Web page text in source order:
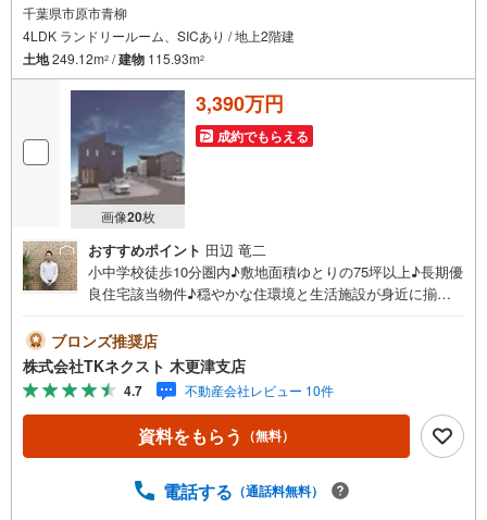
千葉県市原市青柳
4LDK ランドリールーム、SICあり / 地上2階建
土地249.12m2 /建物 115.93m2
画像20枚
3,390万円
成約でもらえる
おすすめポイント 田辺 竜二
小中学校徒歩10分圏内♪敷地面積ゆとりの75坪以上♪長期優
良住宅該当物件♪穏やかな住環境と生活施設が身近に揃う
階建て4棟の新築戸建が登場です♪◆アクセス◆JR内房線
「五井」駅 バス12分「青柳橋」停歩9分◆特徴◆手間は減
らす。心は満たす。らくかじ、はじめよう♪「家事が楽で
住みやすい暮らし」をコンセプトに追求した【らくかじ】
物件♪回遊動線が家事のムダを減らします♪17帖のリビング
は家族がしぜんに集まる広さです♪使い勝手の良い対面キ
備♪洗濯動線が整い家事が楽になるランドリールームあり
ブロンズ推奨店
株式会社TKネクスト 木更津支店
4.7 不動産会社レビュー 10件
資料をもらう （無料）
電話する （通話料無料）